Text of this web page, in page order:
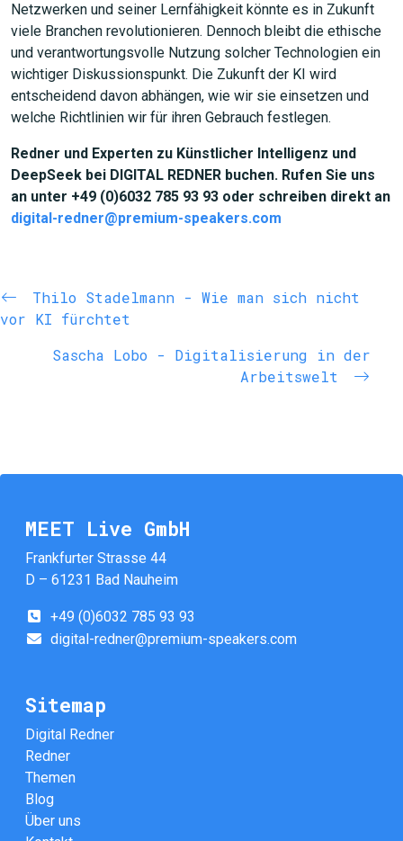
Netzwerken und seiner Lernfähigkeit könnte es in Zukunft
viele Branchen revolutionieren. Dennoch bleibt die ethische
und verantwortungsvolle Nutzung solcher Technologien ein
wichtiger Diskussionspunkt. Die Zukunft der KI wird
entscheidend davon abhängen, wie wir sie einsetzen und
welche Richtlinien wir für ihren Gebrauch festlegen.
Redner und Experten zu Künstlicher Intelligenz und
DeepSeek bei DIGITAL REDNER buchen. Rufen Sie uns
an unter +49 (0)6032 785 93 93 oder schreiben direkt an
digital-redner@premium-speakers.com
Thilo Stadelmann - Wie man sich nicht
vor KI fürchtet
Sascha Lobo - Digitalisierung in der
Arbeitswelt
MEET Live GmbH
Frankfurter Strasse 44
D – 61231 Bad Nauheim
+49 (0)6032 785 93 93
digital-redner@premium-speakers.com
Sitemap
Digital Redner
Redner
Themen
Blog
Über uns